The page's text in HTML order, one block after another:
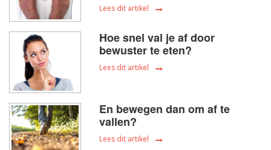
Lees dit artikel
Hoe snel val je af door
bewuster te eten?
Lees dit artikel
En bewegen dan om af te
vallen?
Lees dit artikel